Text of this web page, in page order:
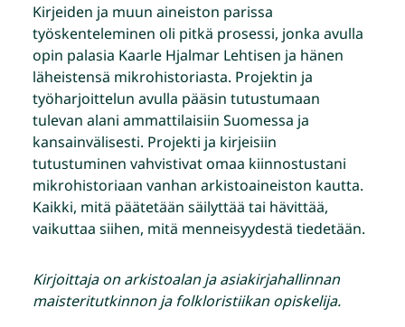
Kirjeiden ja muun aineiston parissa
työskenteleminen oli pitkä prosessi, jonka avulla
opin palasia Kaarle Hjalmar Lehtisen ja hänen
läheistensä mikrohistoriasta. Projektin ja
työharjoittelun avulla pääsin tutustumaan
tulevan alani ammattilaisiin Suomessa ja
kansainvälisesti. Projekti ja kirjeisiin
tutustuminen vahvistivat omaa kiinnostustani
mikrohistoriaan vanhan arkistoaineiston kautta.
Kaikki, mitä päätetään säilyttää tai hävittää,
vaikuttaa siihen, mitä menneisyydestä tiedetään.
Kirjoittaja on arkistoalan ja asiakirjahallinnan
maisteritutkinnon ja folkloristiikan opiskelija.